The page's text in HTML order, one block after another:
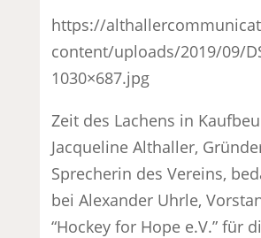
https://
content/uploads/2019/09/
1030×687.jpg
Zeit des Lachens in
Jacqueline Althaller,
Sprecherin des Vereins,
bei Alexander Uhrle,
“Hockey for Hope e.V.” für